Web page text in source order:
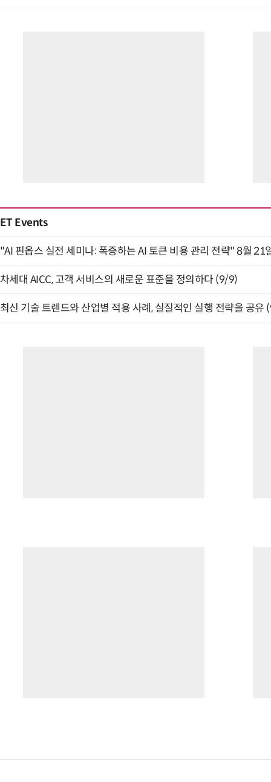
ET Events
"AI 핀옵스 실전 세미나: 폭증하는 AI 토큰 비용 관리 전략" 8월 21
차세대 AICC, 고객 서비스의 새로운 표준을 정의하다 (9/9)
최신 기술 트렌드와 산업별 적용 사례, 실질적인 실행 전략을 공유